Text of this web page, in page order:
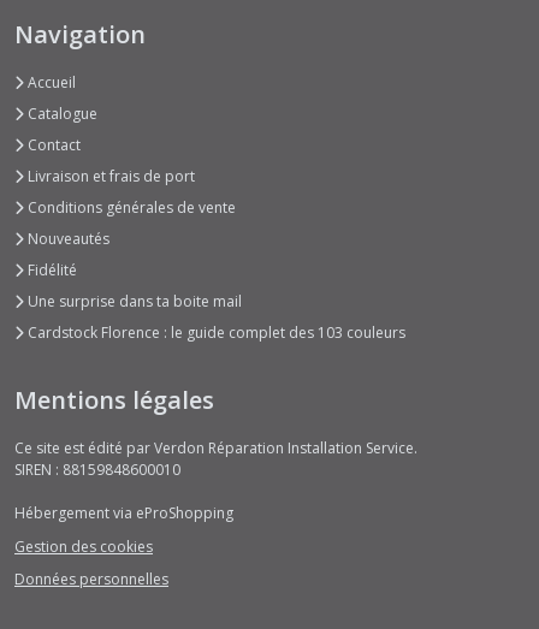
Navigation
Accueil
Catalogue
Contact
Livraison et frais de port
Conditions générales de vente
Nouveautés
Fidélité
Une surprise dans ta boite mail
Cardstock Florence : le guide complet des 103 couleurs
Mentions légales
Ce site est édité par Verdon Réparation Installation Service.
SIREN : 88159848600010
Hébergement via eProShopping
Gestion des cookies
Données personnelles